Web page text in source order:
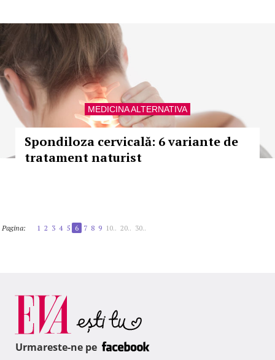
MEDICINA ALTERNATIVA
Spondiloza cervicală: 6 variante de
tratament naturist
Pagina: 1 2 3 4 5 6 7 8 9 10.. 20.. 30..
Urmareste-ne pe